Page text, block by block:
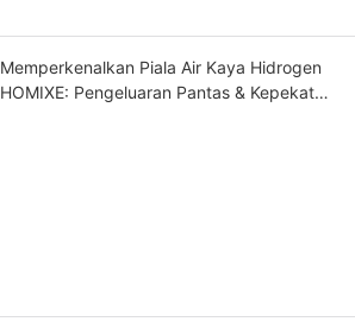
Memperkenalkan Piala Air Kaya Hidrogen
HOMIXE: Pengeluaran Pantas & Kepekatan